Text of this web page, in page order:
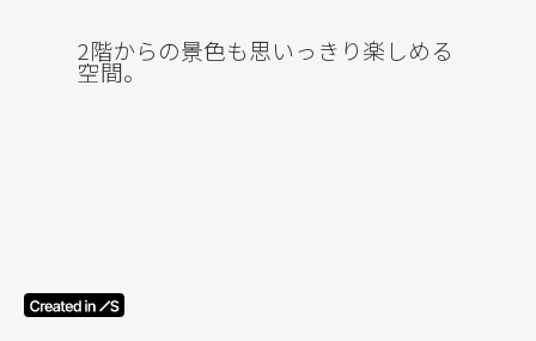
2階からの景色も思いっきり楽しめる
空間。